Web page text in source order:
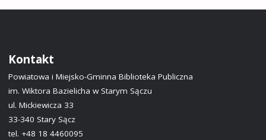
Kontakt
Powiatowa i Miejsko-Gminna Biblioteka Publiczna
im. Wiktora Bazielicha w Starym Sączu
ul. Mickiewicza 33
33-340 Stary Sącz
tel. +48 18 4460095